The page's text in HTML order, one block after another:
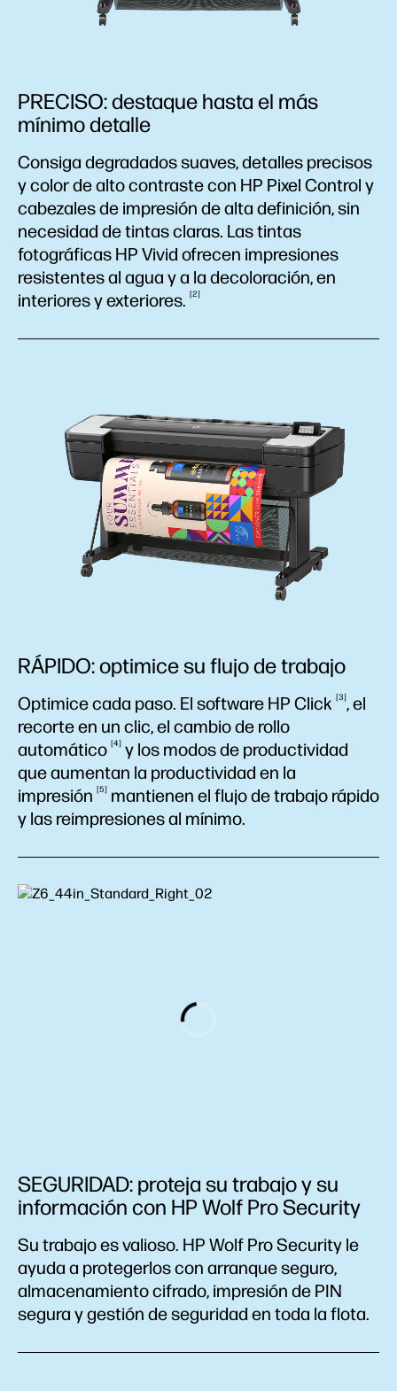
PRECISO: destaque hasta el más
mínimo detalle
Consiga degradados suaves, detalles precisos
y color de alto contraste con HP Pixel Control y
cabezales de impresión de alta definición, sin
necesidad de tintas claras. Las tintas
fotográficas HP Vivid ofrecen impresiones
resistentes al agua y a la decoloración, en
interiores yexteriores. 2
RÁPIDO: optimice su flujo de trabajo
Optimice cada paso. El software HP Click 3 , el
recorte en un clic, el cambio de rollo
automático
4
y los modos de productividad
que aumentan la productividad en la
impresión
5
mantienen el flujo de trabajo rápido
y las reimpresiones al mínimo.
SEGURIDAD: proteja su trabajo y su
información con HP Wolf Pro Security
Su trabajo es valioso. HP Wolf Pro Security le
ayuda a protegerlos con arranque seguro,
almacenamiento cifrado, impresión de PIN
segura y gestión de seguridad en toda la flota.